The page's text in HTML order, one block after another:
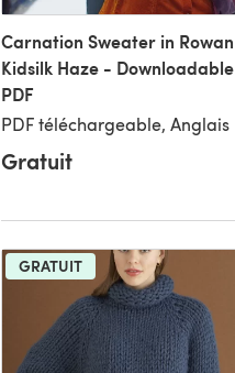
Carnation Sweater in Rowan
Kidsilk Haze - Downloadable
PDF
PDF téléchargeable, Anglais
Gratuit
GRATUIT